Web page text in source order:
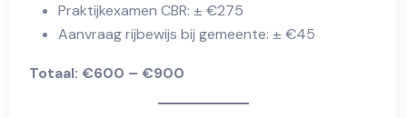
Praktijkexamen CBR: ± €275
Aanvraag rijbewijs bij gemeente: ± €45
Totaal: €600 – €900